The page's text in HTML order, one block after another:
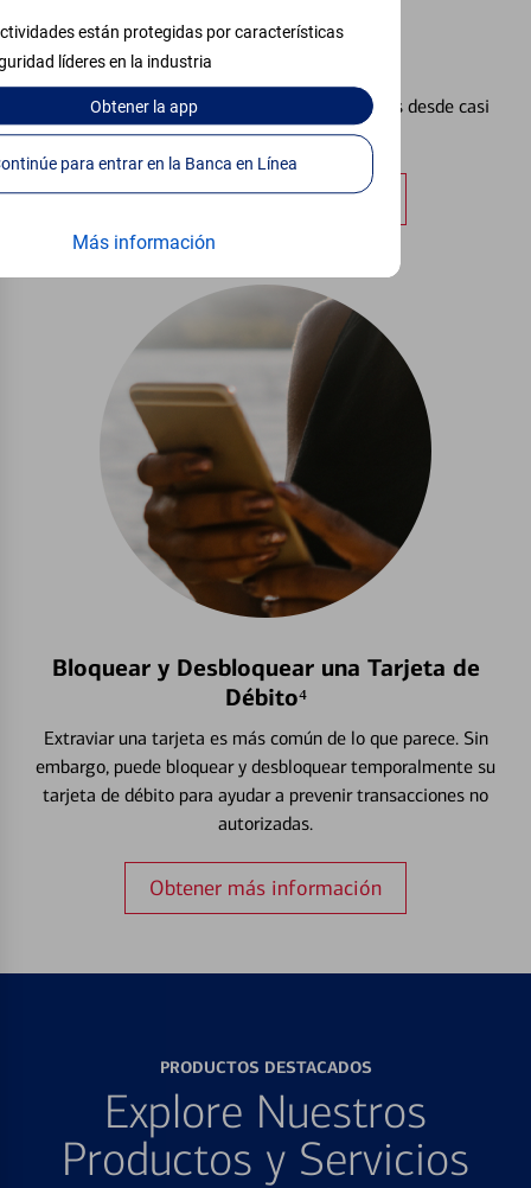
están protegidas por características
líderes en la industria
Obtenerla app
Continúe para entrar en la Banca en Línea
Más información
Configurar Alertas³
Vea cómo mantener el control de sus finanzas desde casi
cualquier lugar.
Obtener más información
Bloquear y Desbloquear una Tarjeta de
Débito⁴
Extraviar una tarjeta es más común de lo que parece. Sin
embargo, puede bloquear y desbloquear temporalmente su
tarjeta de débito para ayudar a prevenir transacciones no
autorizadas.
Obtener más información
PRODUCTOS DESTACADOS
Explore Nuestros
Productos y Servicios